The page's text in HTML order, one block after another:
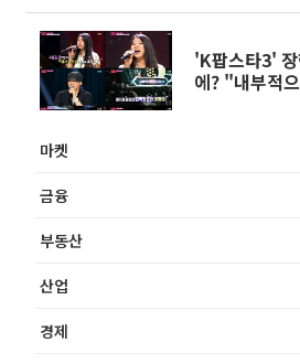
'K팝스타3' 장
에? "내부적
마켓
금융
부동산
산업
경제